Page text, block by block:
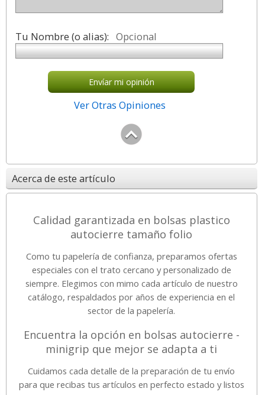
Tu Nombre (o alias): Opcional
Envíar mi opinión
Ver Otras Opiniones
Acerca de este artículo
Calidad garantizada en bolsas plastico
autocierre tamaño folio
Como tu papelería de confianza, preparamos ofertas
especiales con el trato cercano y personalizado de
siempre. Elegimos con mimo cada artículo de nuestro
catálogo, respaldados por años de experiencia en el
sector de la papelería.
Encuentra la opción en bolsas autocierre -
minigrip que mejor se adapta a ti
Cuidamos cada detalle de la preparación de tu envío
para que recibas tus artículos en perfecto estado y listos